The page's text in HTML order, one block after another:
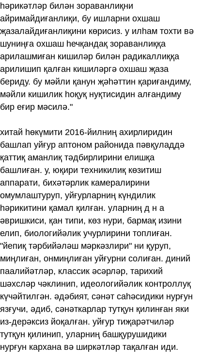
һәрикәтләр билән зораванлиқни
айримайдиғанлиқи, бу ишларни охшаш
җазалайдиғанлиқини көрисиз. у илһам тохти вә
шуниңға охшаш һечқандақ зораванлиққа
арилашмиған кишиләр билән радикаллиққа
арилишип қалған кишиләргә охшаш җаза
бериду. бу мәйли қанун җәһәттин қариғандиму,
мәйли кишилик һоқуқ нуқтисидин алғандиму
бир еғир мәсилә."
хитай һөкүмити 2016‏-йилниң ахирлиридин
башлап уйғур аптоном районида пәвқуладдә
қаттиқ аманлиқ тәдбирлирини елишқа
башлиған. у, юқири техникилиқ көзитиш
аппарати, бихәтәрлик камералирини
омумлаштуруп, уйғурларниң күндилик
һәрикитини қамал қилған. уларниң д н а
әвришкиси, қан типи, көз нури, бармақ изини
елип, биологийәлик учурлирини топлиған.
"йепиқ тәрбийәләш мәркәзлири" ни қуруп,
миңлиған, онмиңлиған уйғурни солиған. диний
паалийәтләр, классик әсәрләр, тарихий
шәхсләр чәклинип, идеологийәлик контроллуқ
күчәйтилгән. әдәбият, сәнәт саһәсидики нурғун
язғучи, әдиб, сәнәткарлар тутқун қилинған яки
из-дерәксиз йоқалған. уйғур тиҗарәтчиләр
тутқун қилинип, уларниң башқурушидики
нурғун кархана вә ширкәтләр тақалған иди.